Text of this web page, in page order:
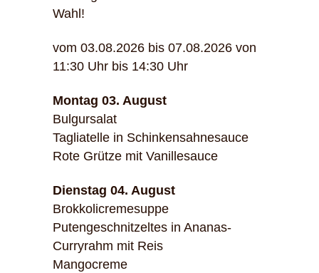
Wahl!
vom 03.08.2026 bis 07.08.2026 von
11:30 Uhr bis 14:30 Uhr
Montag 03. August
Bulgursalat
Tagliatelle in Schinkensahnesauce
Rote Grütze mit Vanillesauce
Dienstag 04. August
Brokkolicremesuppe
Putengeschnitzeltes in Ananas-
Curryrahm mit Reis
Mangocreme